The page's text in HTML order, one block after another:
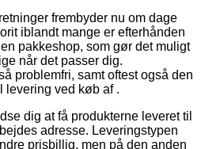
frembyder nu om dage
iblandt mange er efterhånden
pakkeshop, som gør det muligt
når det passer dig.
problemfri, samt oftest også den
levering ved køb af .
dig at få produkterne leveret til
adresse. Leveringstypen
prisbillig, men på den anden